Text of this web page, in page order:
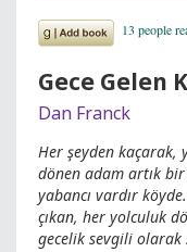
Gece Gelen
Dan Franck
Her şeyden kaçarak,
dönen adam artık
yabancı vardır
çıkan, her yolculuk
gecelik sevgili olarak